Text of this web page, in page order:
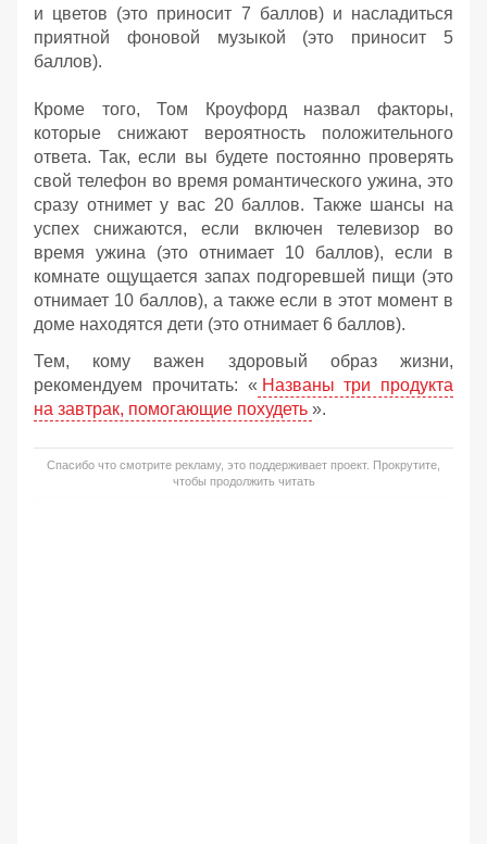
и цветов (это приносит 7 баллов) и насладиться
приятной фоновой музыкой (это приносит 5
баллов).
Кроме того, Том Кроуфорд назвал факторы,
которые снижают вероятность положительного
ответа. Так, если вы будете постоянно проверять
свой телефон во время романтического ужина, это
сразу отнимет у вас 20 баллов. Также шансы на
успех снижаются, если включен телевизор во
время ужина (это отнимает 10 баллов), если в
комнате ощущается запах подгоревшей пищи (это
отнимает 10 баллов), а также если в этот момент в
доме находятся дети (это отнимает 6 баллов).
Тем, кому важен здоровый образ жизни,
рекомендуем прочитать: « Названы три продукта
на завтрак, помогающие похудеть ».
Спасибо что смотрите рекламу, это поддерживает проект. Прокрутите,
чтобы продолжить читать